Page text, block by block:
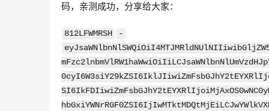
码，亲测成功，分享给大家：
812LFWMRSH
-